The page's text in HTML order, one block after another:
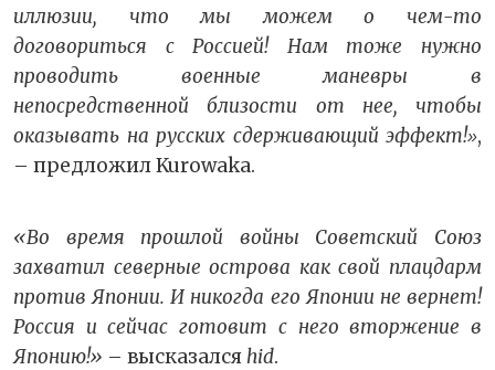
иллюзии, что мы можем о чем-то
договориться с Россией! Нам тоже нужно
проводить военные маневры в
непосредственной близости от нее, чтобы
оказывать на русских сдерживающий эффект!»,
– предложил Kurowaka.
«Во время прошлой войны Советский Союз
захватил северные острова как свой плацдарм
против Японии. И никогда его Японии не вернет!
Россия и сейчас готовит с него вторжение в
Японию!» – высказался hid.